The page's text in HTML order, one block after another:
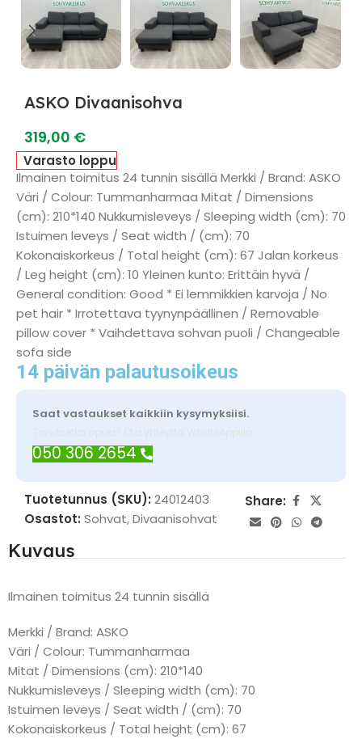
ASKO Divaanisohva
319,00 €
Varasto loppu
Ilmainen toimitus 24 tunnin sisällä Merkki / Brand: ASKO
Väri / Colour: Tummanharmaa Mitat / Dimensions
(cm): 210*140 Nukkumisleveys / Sleeping width (cm): 70
Istuimen leveys / Seat width / (cm): 70
Kokonaiskorkeus / Total height (cm): 67 Jalan korkeus
/ Leg height (cm): 10 Yleinen kunto: Erittäin hyvä /
General condition: Good * Ei lemmikkien karvoja / No
pet hair * Irrotettava tyynynpäällinen / Removable
pillow cover * Vaihdettava sohvan puoli / Changeable
sofa side
14 päivän palautusoikeus
Saat vastaukset kaikkiin kysymyksiisi.
Tarvitsetko apua? Ota yhteyttä WhatsAppilla
050 306 2654
Tuotetunnus (SKU): 24012403
Osastot: Sohvat,Divaanisohvat
Share:
Kuvaus
Ilmainen toimitus 24 tunnin sisällä
Merkki / Brand: ASKO
Väri / Colour: Tummanharmaa
Mitat / Dimensions (cm): 210*140
Nukkumisleveys / Sleeping width (cm): 70
Istuimen leveys / Seat width / (cm): 70
Kokonaiskorkeus / Total height (cm): 67